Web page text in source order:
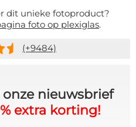
dit unieke fotoproduct?
foto op plexiglas.
(+9484)
nieuwsbrief
extra korting!